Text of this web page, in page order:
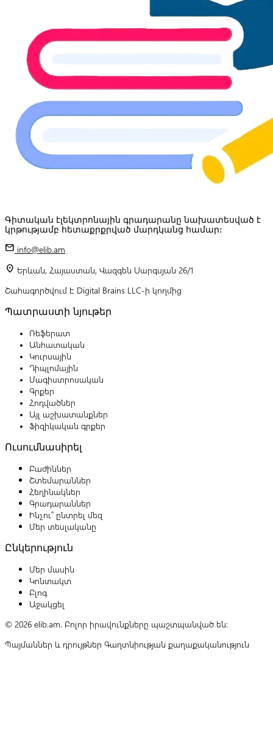
Գիտական էլեկտրոնային գրադարանը նախատեսված է
կրթությամբ հետաքրքրված մարդկանց համար:
mail info@elib.am
location_on Երևան, Հայաստան, Վազգեն Սարգսյան 26/1
Շահագործվում է Digital Brains LLC-ի կողմից
Պատրաստի նյութեր
Ռեֆերատ
Անհատական
Կուրսային
Դիպլոմային
Մագիստրոսական
Գրքեր
Հոդվածներ
Այլ աշխատանքներ
Ֆիզիկական գրքեր
Ուսումնասիրել
Բաժիններ
Շտեմարաններ
Հեղինակներ
Գրադարաններ
Ինչու՞ ընտրել մեզ
Մեր տեսլականը
Ընկերություն
Մեր մասին
Կոնտակտ
Բլոգ
Աջակցել
© 2026 elib.am. Բոլոր իրավունքները պաշտպանված են:
Պայմաններ և դրույթներ Գաղտնիության քաղաքականություն